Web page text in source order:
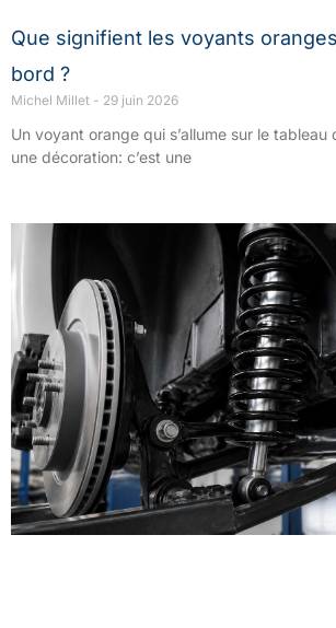
Que signifient les voyants
bord ?
Michel Millet 29 juin 2026
Un voyant orange qui s’allume sur le tableau
une décoration: c’est une